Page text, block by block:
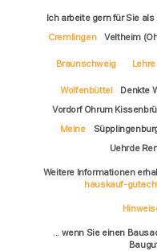
Ich arbeite gern für Sie als
Cremlingen
Veltheim
Braunschweig Lehre
Wolfenbüttel Denkte
Vordorf Ohrum
Meine
Uehrde
Weitere Informationen
hauskauf-
... wenn Sie einen